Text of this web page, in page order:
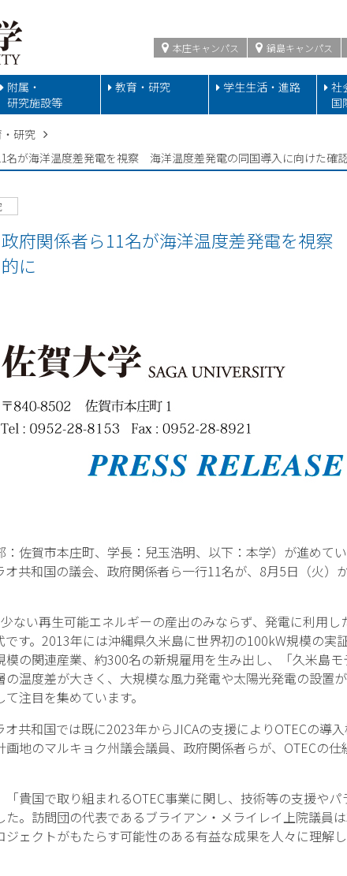
本庄キャンパス 鍋島キャンパス
附属・
研究施設等
教育・研究 学生生活・進路
社
国
研究
名が海洋温度差発電を視察 海洋温度差発電の同国導入に向けた確
府関係者ら11名が海洋温度差発電を視
に
佐賀市本庄町、学長：兒玉浩明、以下：本学）が進めて
共和国の議会、政府関係者ら一行11名が、8月5日（火）
ない再生可能エネルギーの産出のみならず、発電に利用
す。2013年には沖縄県久米島に世界初の100kW規模の実
模の関連産業、約300名の新規雇用を生み出し、「久米島
の温度差が大きく、大規模な風力発電や太陽光発電の設置
注目を集めています。
共和国では既に2023年からJICAの支援によりOTECの導
地のマルキョク州議会議員、政府関係者らが、OTECの
貴国で取り組まれるOTEC事業に関し、技術等の支援や
た。訪問団の代表であるブライアン・メライレイ上院議員
ェクトがもたらす可能性のある有益な成果を人々に理解